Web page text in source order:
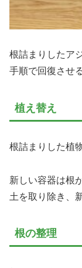
根詰まりしたア
手順で回復させ
植え替え
根詰まりした植
新しい容器は根
土を取り除き、
根の整理